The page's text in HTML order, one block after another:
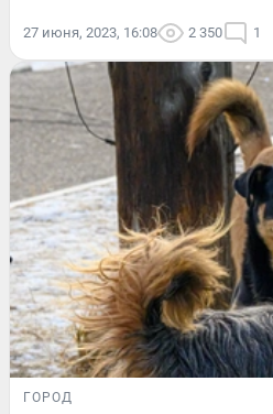
27 июня, 2023, 16:08 2 350 1
ГОРОД